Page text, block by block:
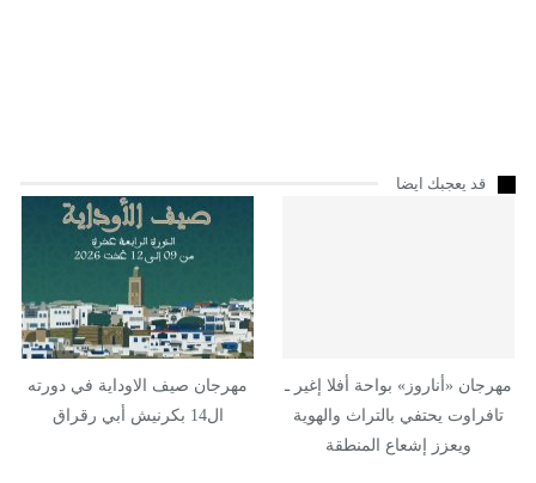
قد يعجبك ايضا
مهرجان «أناروز» بواحة أفلا إغير ـ
تافراوت يحتفي بالتراث والهوية
ويعزز إشعاع المنطقة
مهرجان صيف الاوداية في دورته
ال14 بكرنيش أبي رقراق